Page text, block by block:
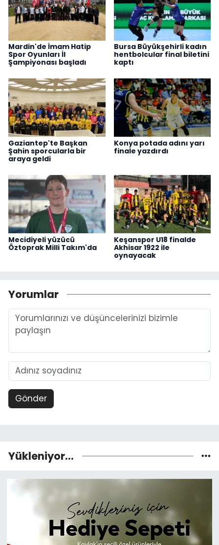
Mardin'de İmam Hatip
Spor Oyunları İl
Şampiyonası başladı
Bursa Büyükşehirli kadın
hentbolcular final biletini
kaptı
Gaziantep'te Başkan
Şahin sporcularla bir
araya geldi
Konya potada adını yarı
finale yazdırdı
Mecidiyeli yüzücü
Öztoprak Milli Takım'da
Keşanspor U18 finalde
Akhisar 1922 ile
oynayacak
Yorumlar
Gönder
Yükleniyor...